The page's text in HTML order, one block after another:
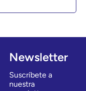
Newsletter
Suscríbete a
nuestra